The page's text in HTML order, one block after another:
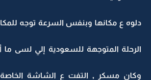
دلوه ع مكانها وبنفس السرعة توجه
الرحلة المتوجهة للسعودية إلي لسى
وكان مسكر , التفت ع الشاشة الخاصة